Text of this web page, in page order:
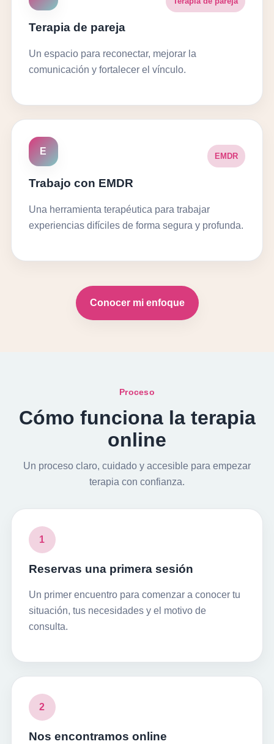
Terapia de pareja
Un espacio para reconectar, mejorar la
comunicación y fortalecer el vínculo.
E EMDR
Trabajo con EMDR
Una herramienta terapéutica para trabajar
experiencias difíciles de forma segura y profunda.
Conocer mi enfoque
Proceso
Cómo funciona la terapia
online
Un proceso claro, cuidado y accesible para empezar
terapia con confianza.
1
Reservas una primera sesión
Un primer encuentro para comenzar a conocer tu
situación, tus necesidades y el motivo de
consulta.
2
Nos encontramos online